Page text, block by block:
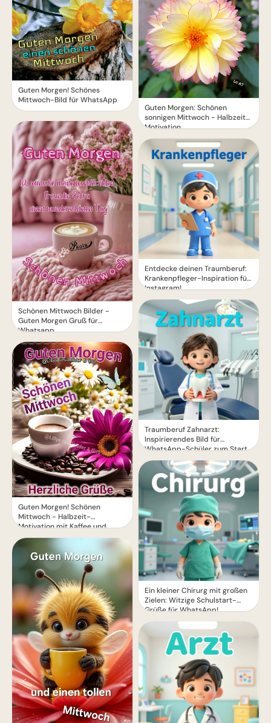
Guten Morgen! Schönes
Mittwoch-Bild für WhatsApp
Schönen Mittwoch Bilder -
Guten Morgen Gruß für
Whatsapp
Guten Morgen! Schönen
Mittwoch - Halbzeit-
Motivation mit Kaffee und
Blumen
Guten Morgen: Schönen
sonnigen Mittwoch - Halbzeit-
Motivation
Entdecke deinen Traumberuf:
Krankenpfleger-Inspiration für
Instagram!
Traumberuf Zahnarzt:
Inspirierendes Bild für
WhatsApp-Schüler zum Start
Ein kleiner Chirurg mit großen
Zielen: Witzige Schulstart-
Grüße für WhatsApp!